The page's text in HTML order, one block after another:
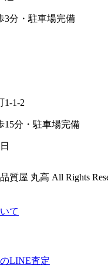
3分・駐車場完備
1-1-2
15分・駐車場完備
質屋 丸高 All Rights
て
LINE査定